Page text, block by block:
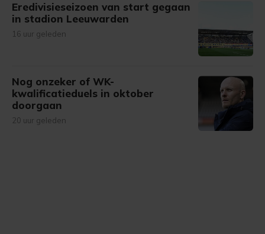
Eredivisieseizoen van start gegaan
in stadion Leeuwarden
16 uur geleden
Nog onzeker of WK-
kwalificatieduels in oktober
doorgaan
20 uur geleden